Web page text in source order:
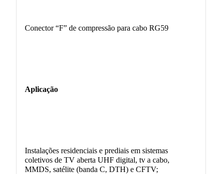
Conector “F” de compressão para cabo RG59
Aplicação
Instalações residenciais e prediais em sistemas
coletivos de TV aberta UHF digital, tv a cabo,
MMDS, satélite (banda C, DTH) e CFTV;